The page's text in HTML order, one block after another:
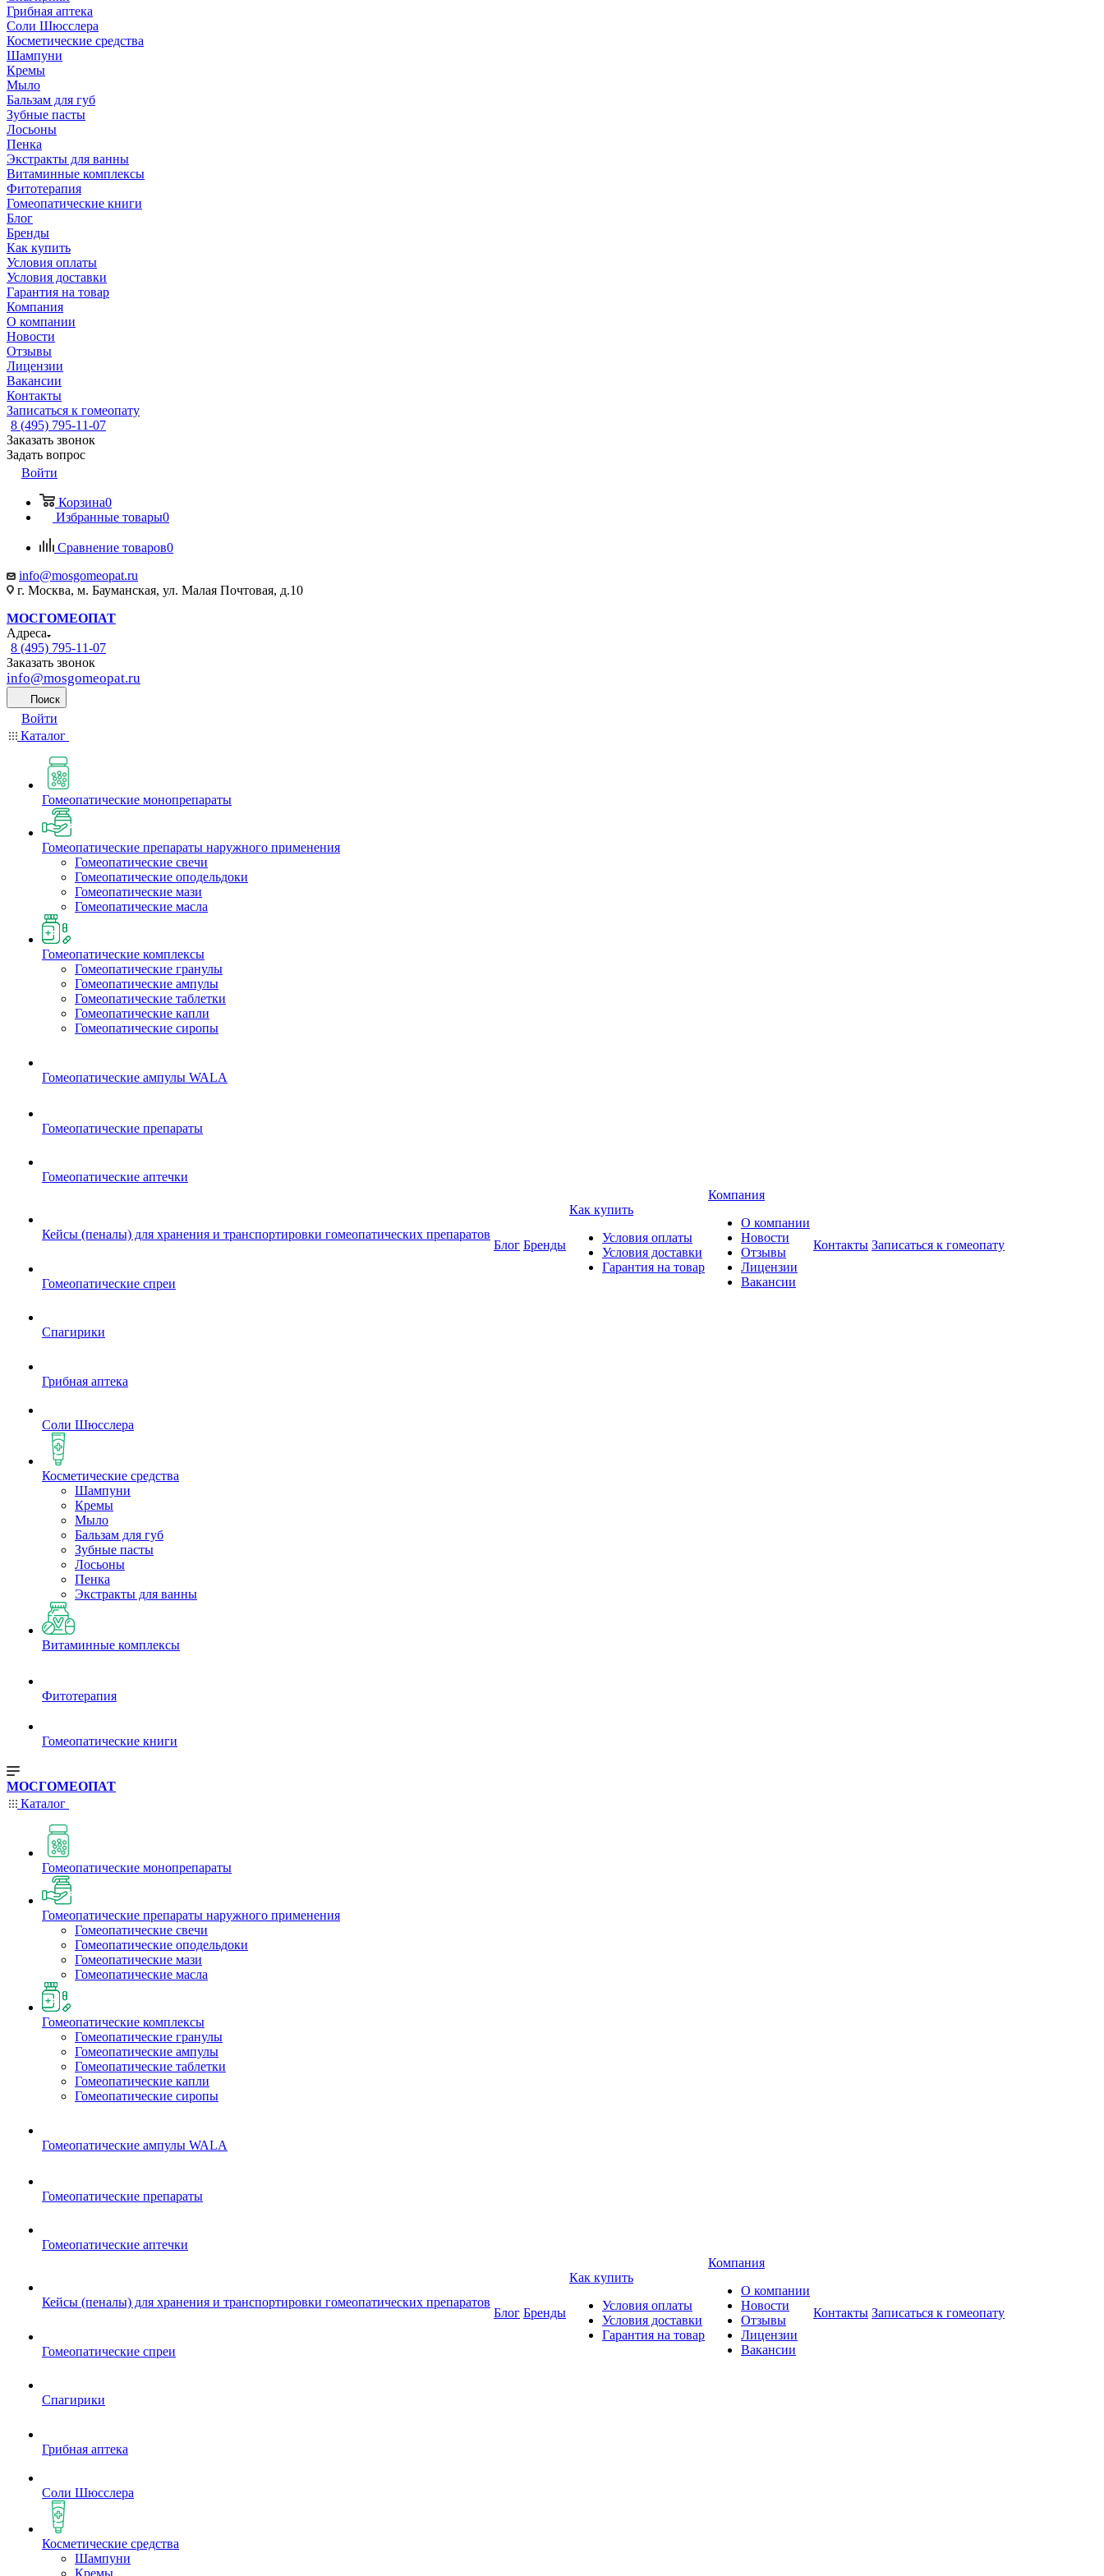
Грибная аптека
Соли Шюсслера
Косметические средства
Шампуни
Кремы
Мыло
Бальзам для губ
Зубные пасты
Лосьоны
Пенка
Экстракты для ванны
Витаминные комплексы
Фитотерапия
Гомеопатические книги
Блог
Бренды
Как купить
Условия оплаты
Условия доставки
Гарантия на товар
Компания
О компании
Новости
Отзывы
Лицензии
Вакансии
Контакты
Записаться к гомеопату
8 (495) 795-11-07
Заказать звонок
Задать вопрос
Войти
Корзина0
Избранные товары0
Сравнение товаров0
info@mosgomeopat.ru
г. Москва, м. Бауманская, ул. Малая Почтовая, д.10
МОСГОМЕОПАТ
Адреса
8 (495) 795-11-07
Заказать звонок
info@mosgomeopat.ru
Поиск
Войти
Каталог
Гомеопатические монопрепараты
Гомеопатические препараты наружного применения
Гомеопатические свечи
Гомеопатические оподельдоки
Гомеопатические мази
Гомеопатические масла
Гомеопатические комплексы
Гомеопатические гранулы
Гомеопатические ампулы
Гомеопатические таблетки
Гомеопатические капли
Гомеопатические сиропы
Гомеопатические ампулы WALA
Гомеопатические препараты
Гомеопатические аптечки
Кейсы (пеналы) для хранения и транспортировки гомеопатических препаратов
Гомеопатические спреи
Спагирики
Грибная аптека
Соли Шюсслера
Косметические средства
Шампуни
Кремы
Мыло
Бальзам для губ
Зубные пасты
Лосьоны
Пенка
Экстракты для ванны
Витаминные комплексы
Фитотерапия
Гомеопатические книги
Блог Бренды
Как купить
Условия оплаты
Условия доставки
Гарантия на товар
Компания
О компании
Новости
Отзывы
Лицензии
Вакансии
Контакты Записаться к гомеопату
МОСГОМЕОПАТ
Каталог
Гомеопатические монопрепараты
Гомеопатические препараты наружного применения
Гомеопатические свечи
Гомеопатические оподельдоки
Гомеопатические мази
Гомеопатические масла
Гомеопатические комплексы
Гомеопатические гранулы
Гомеопатические ампулы
Гомеопатические таблетки
Гомеопатические капли
Гомеопатические сиропы
Гомеопатические ампулы WALA
Гомеопатические препараты
Гомеопатические аптечки
Кейсы (пеналы) для хранения и транспортировки гомеопатических препаратов
Гомеопатические спреи
Спагирики
Грибная аптека
Соли Шюсслера
Косметические средства
Шампуни
Кремы
Блог Бренды
Как купить
Условия оплаты
Условия доставки
Гарантия на товар
Компания
О компании
Новости
Отзывы
Лицензии
Вакансии
Контакты Записаться к гомеопату